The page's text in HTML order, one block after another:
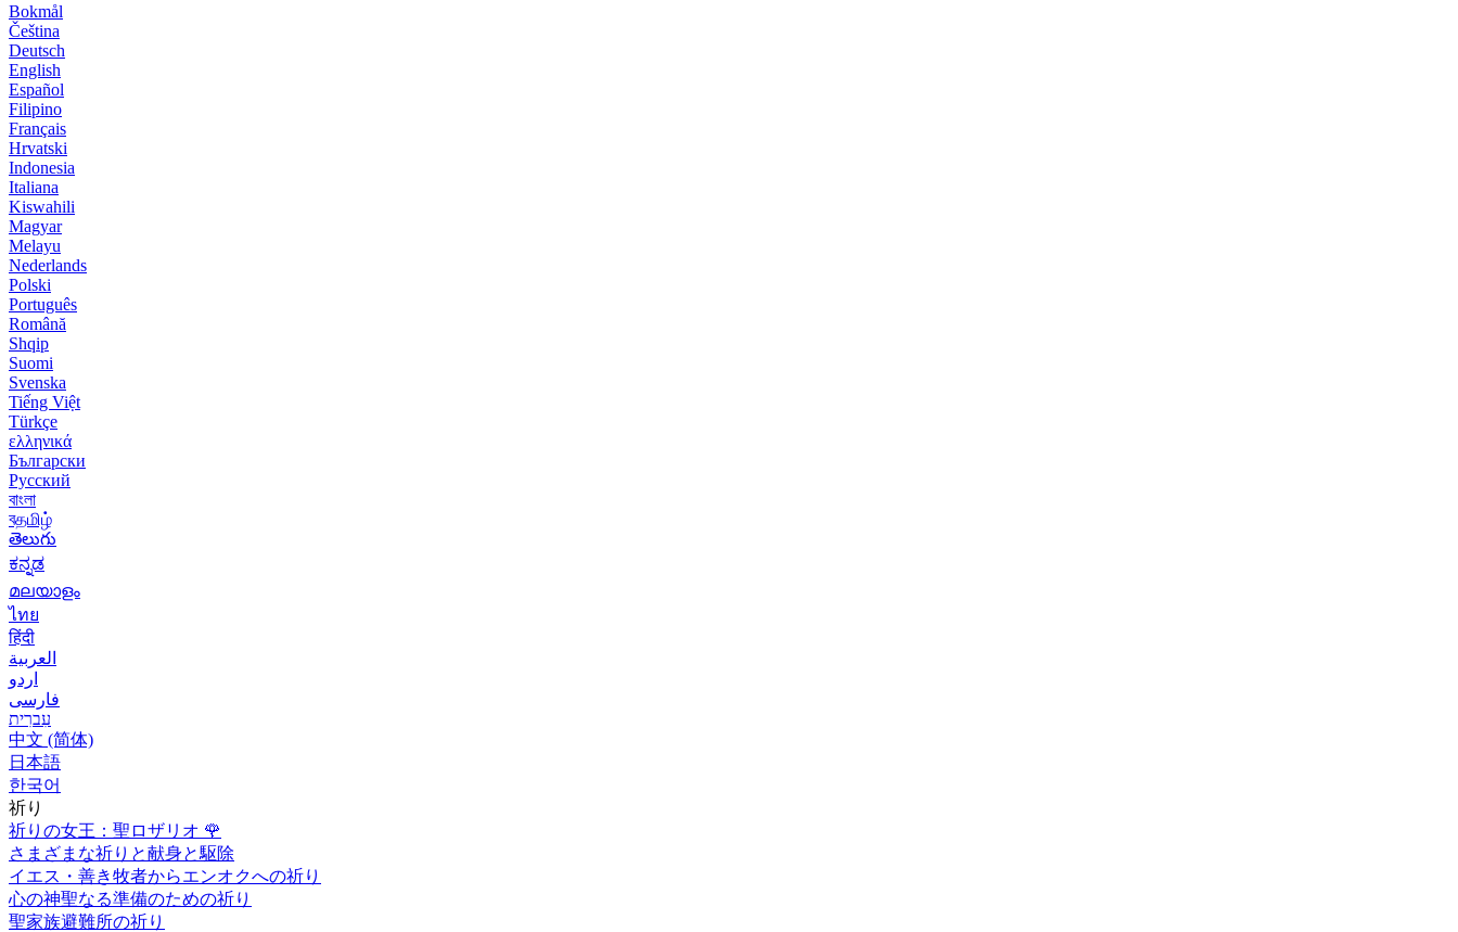
Bokmål
Čeština
Deutsch
English
Español
Filipino
Français
Hrvatski
Indonesia
Italiana
Kiswahili
Magyar
Melayu
Nederlands
Polski
Português
Română
Shqip
Suomi
Svenska
Tiếng Việt
Türkçe
ελληνικά
Български
Русский
বাংলা
বதமிழ்
తెలుగు
ಕನ್ನಡ
മലയാളം
ไทย
हिंदी
العربية
اردو
فارسی
עִברִית
中文 (简体)
日本語
한국어
祈り
祈りの女王：聖ロザリオ 🌹
さまざまな祈りと献身と駆除
イエス・善き牧者からエンオクへの祈り
心の神聖なる準備のための祈り
聖家族避難所の祈り